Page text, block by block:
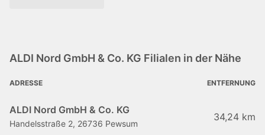
ALDI Nord GmbH & Co. KG Filialen in der Nähe
ADRESSE ENTFERNUNG
ALDI Nord GmbH & Co. KG
Handelsstraße 2, 26736 Pewsum
34,24 km